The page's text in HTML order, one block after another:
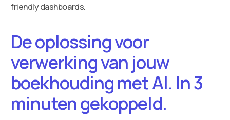
friendly dashboards.
De oplossing voor
verwerking van jouw
boekhouding met AI. In 3
minuten gekoppeld.